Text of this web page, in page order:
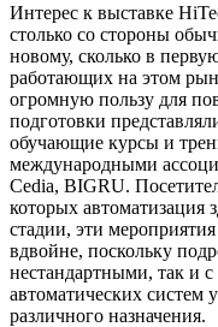
Интерес к выставке
столько со стороны
новому, сколько в
работающих на этом
огромную пользу для
подготовки
обучающие курсы и
международными
Cedia, BIG­RU.
которых автоматизация
стадии, эти
вдвойне, поскольку
нестандартными, так и
автоматических систем
различного назначения.